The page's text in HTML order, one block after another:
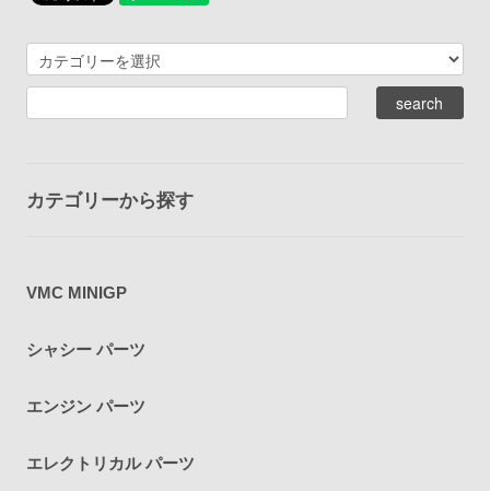
カテゴリーから探す
VMC MINIGP
シャシー パーツ
エンジン パーツ
エレクトリカル パーツ